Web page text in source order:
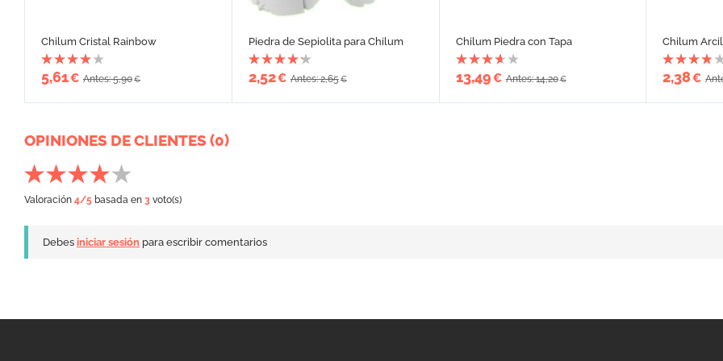
Chilum Cristal Rainbow
5,61€ Antes: 5,90€
Piedra de Sepiolita para Chilum
2,52€ Antes: 2,65€
Chilum Piedra con Tapa
13,49€ Antes: 14,20€
Chilum
2,38€
OPINIONES DE CLIENTES (0)
Valoración 4/5 basada en 3 voto(s)
Debes iniciar sesión para escribir comentarios